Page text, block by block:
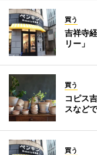
買う
吉祥寺
リー」
買う
コピス
スなど
買う